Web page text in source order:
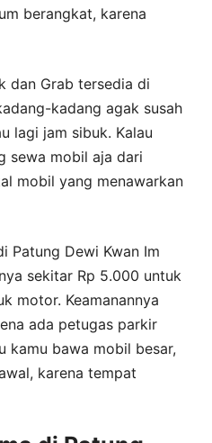
berangkat, karena
dan Grab tersedia di
kadang agak susah
lagi jam sibuk. Kalau
sewa mobil aja dari
mobil yang menawarkan
Patung Dewi Kwan Im
sekitar Rp 5.000 untuk
motor. Keamanannya
ada petugas parkir
kamu bawa mobil besar,
karena tempat